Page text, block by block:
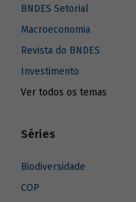
BNDES Setorial
Macroeconomia
Revista do BNDES
Investimento
Ver todos os temas
Séries
Biodiversidade
COP